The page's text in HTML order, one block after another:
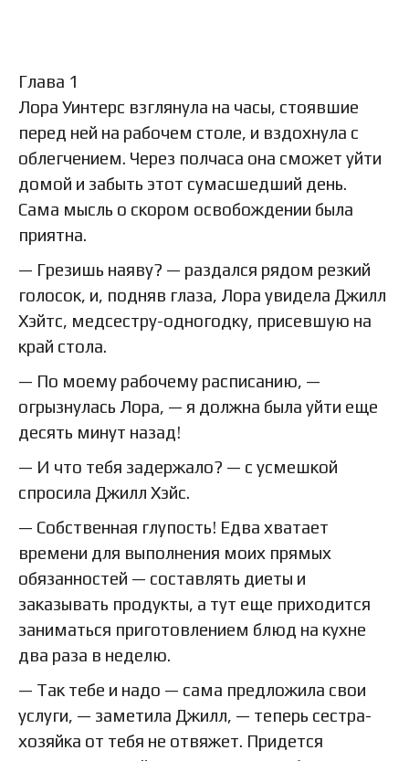
Глава 1
Лора Уинтерс взглянула на часы, стоявшие
перед ней на рабочем столе, и вздохнула с
облегчением. Через полчаса она сможет уйти
домой и забыть этот сумасшедший день.
Сама мысль о скором освобождении была
приятна.
— Грезишь наяву? — раздался рядом резкий
голосок, и, подняв глаза, Лора увидела Джилл
Хэйтс, медсестру-одногодку, присевшую на
край стола.
— По моему рабочему расписанию, —
огрызнулась Лора, — я должна была уйти еще
десять минут назад!
— И что тебя задержало? — с усмешкой
спросила Джилл Хэйс.
— Собственная глупость! Едва хватает
времени для выполнения моих прямых
обязанностей — составлять диеты и
заказывать продукты, а тут еще приходится
заниматься приготовлением блюд на кухне
два раза в неделю.
— Так тебе и надо — сама предложила свои
услуги, — заметила Джилл, — теперь сестра-
хозяйка от тебя не отвяжет. Придется